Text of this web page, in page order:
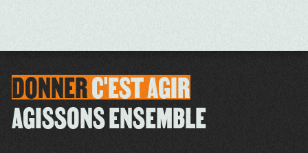
DONNERC'ESTAGIR
AGISSONS ENSEMBLE